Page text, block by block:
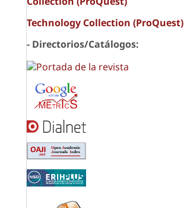
Technology Collection (ProQuest)
- Directorios/Catálogos: